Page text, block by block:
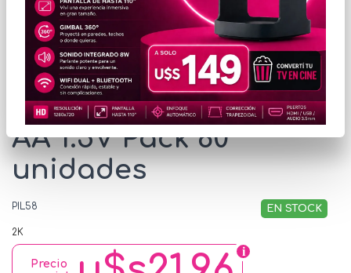
* Las imágenes se exhiben con fines ilustrativos.
Pilas Philips LongLife
AA 1.5V Pack 60
unidades
PIL58 EN STOCK
2K
Precio